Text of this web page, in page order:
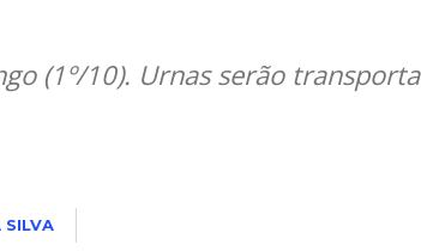
(1º/10). Urnas serão
SILVA